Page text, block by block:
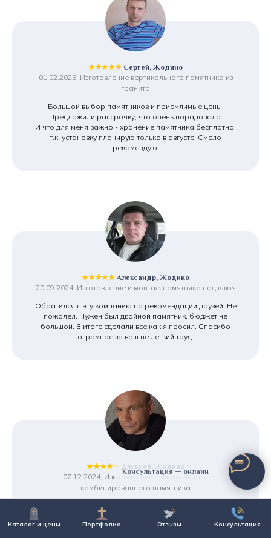
Каталог и цены Портфолио Отзывы Консультация
Консультация — онлайн
★★★★★ Сергей, Жодино
01.02.2025, Изготовление вертикального памятника из
гранита
Большой выбор памятников и приемлимые цены.
Предложили рассрочку, что очень порадовало.
И что для меня важно - хранение памятника бесплатно,
т.к. установку планирую только в августе. Смело
рекомендую!
★★★★★ Александр, Жодино
20.09.2024, Изготовление и монтаж памятника под ключ
Обратился в эту компанию по рекомендации друзей. Не
пожалел. Нужен был двойной памятник, бюджет не
большой. В итоге сделали все как я просил. Спасибо
огромное за ваш не легкий труд.
★★★★★ Алексей, Жодино
07.12.2024, Изготовление эксклюзивного
комбинированного памятника
В этой компании мы ставим уже второй памятник.
Устраивает и соотношение цена/качество, и главное
отношение к делу ее сотрудников. У монтажников просто